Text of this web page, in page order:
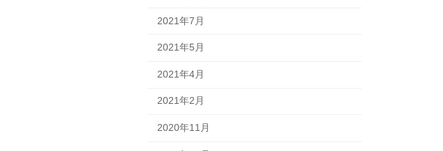
2021年7月
2021年5月
2021年4月
2021年2月
2020年11月